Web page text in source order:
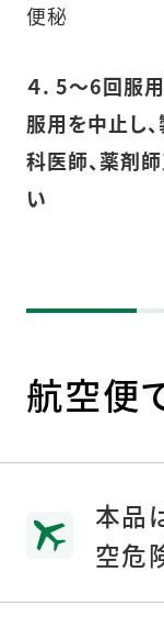
便秘
４. 5～6回服
服用を中止し
科医師、薬剤
い
航空便
本品
空危